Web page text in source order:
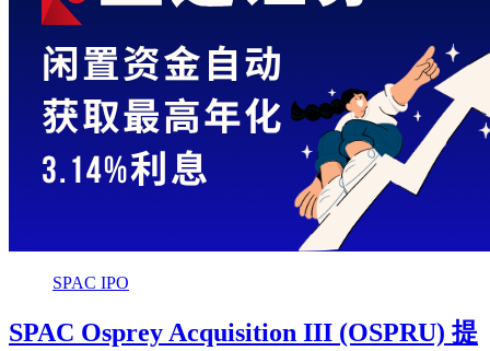
SPAC IPO
SPAC Osprey Acquisition III (OSPRU) 提